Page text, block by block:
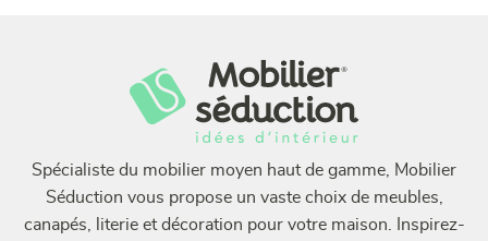
Spécialiste du mobilier moyen haut de gamme, Mobilier
Séduction vous propose un vaste choix de meubles,
canapés, literie et décoration pour votre maison. Inspirez-